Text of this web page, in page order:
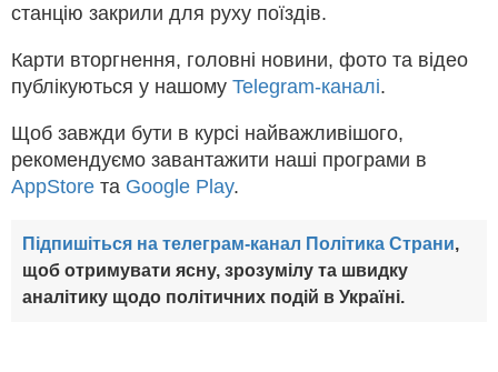
станцію закрили для руху поїздів.
Карти вторгнення, головні новини, фото та відео
публікуються у нашому Telegram-каналі.
Щоб завжди бути в курсі найважливішого,
рекомендуємо завантажити наші програми в
AppStore та Google Play.
Підпишіться на телеграм-канал Політика Страни,
щоб отримувати ясну, зрозумілу та швидку
аналітику щодо політичних подій в Україні.